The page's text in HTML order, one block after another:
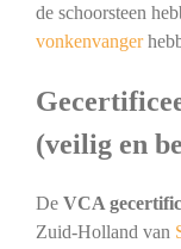
de schoorsteen
vonkenvanger
(veilig en
De VCA
Zuid-Holland van